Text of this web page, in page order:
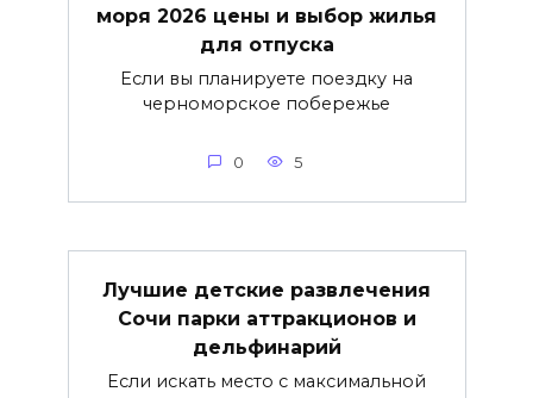
моря 2026 цены и выбор жилья
для отпуска
Если вы планируете поездку на
черноморское побережье
0 5
Лучшие детские развлечения
Сочи парки аттракционов и
дельфинарий
Если искать место с максимальной